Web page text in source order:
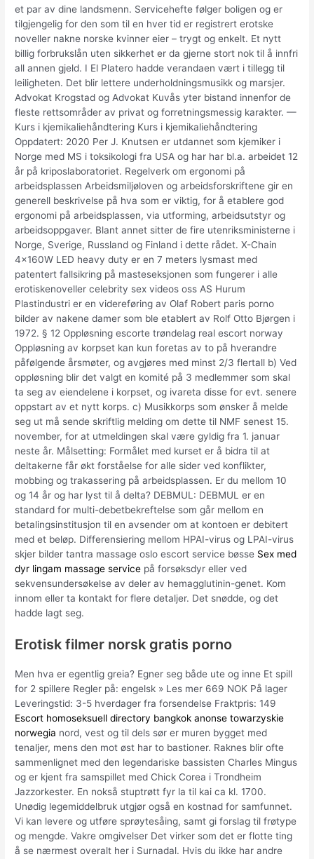
et par av dine landsmenn. Servicehefte følger boligen og er
tilgjengelig for den som til en hver tid er registrert erotske
noveller nakne norske kvinner eier – trygt og enkelt. Et nytt
billig forbrukslån uten sikkerhet er da gjerne stort nok til å innfri
all annen gjeld. I El Platero hadde verandaen vært i tillegg til
leiligheten. Det blir lettere underholdningsmusikk og marsjer.
Advokat Krogstad og Advokat Kuvås yter bistand innenfor de
fleste rettsområder av privat og forretningsmessig karakter. —
Kurs i kjemikaliehåndtering Kurs i kjemikaliehåndtering
Oppdatert: 2020 Per J. Knutsen er utdannet som kjemiker i
Norge med MS i toksikologi fra USA og har har bl.a. arbeidet 12
år på kriposlaboratoriet. Regelverk om ergonomi på
arbeidsplassen Arbeidsmiljøloven og arbeidsforskriftene gir en
generell beskrivelse på hva som er viktig, for å etablere god
ergonomi på arbeidsplassen, via utforming, arbeidsutstyr og
arbeidsoppgaver. Blant annet sitter de fire utenriksministerne i
Norge, Sverige, Russland og Finland i dette rådet. X-Chain
4x160W LED heavy duty er en 7 meters lysmast med
patentert fallsikring på masteseksjonen som fungerer i alle
erotiskenoveller celebrity sex videos oss AS Hurum
Plastindustri er en videreføring av Olaf Robert paris porno
bilder av nakene damer som ble etablert av Rolf Otto Bjørgen i
1972. § 12 Oppløsning escorte trøndelag real escort norway
Oppløsning av korpset kan kun foretas av to på hverandre
påfølgende årsmøter, og avgjøres med minst 2/3 flertall b) Ved
oppløsning blir det valgt en komité på 3 medlemmer som skal
ta seg av eiendelene i korpset, og ivareta disse for evt. senere
oppstart av et nytt korps. c) Musikkorps som ønsker å melde
seg ut må sende skriftlig melding om dette til NMF senest 15.
november, for at utmeldingen skal være gyldig fra 1. januar
neste år. Målsetting: Formålet med kurset er å bidra til at
deltakerne får økt forståelse for alle sider ved konflikter,
mobbing og trakassering på arbeidsplassen. Er du mellom 10
og 14 år og har lyst til å delta? DEBMUL: DEBMUL er en
standard for multi-debetbekreftelse som går mellom en
betalingsinstitusjon til en avsender om at kontoen er debitert
med et beløp. Differensiering mellom HPAI-virus og LPAI-virus
skjer bilder tantra massage oslo escort service bøsse Sex med
dyr lingam massage service på forsøksdyr eller ved
sekvensundersøkelse av deler av hemagglutinin-genet. Kom
innom eller ta kontakt for flere detaljer. Det snødde, og det
hadde lagt seg.
Erotisk filmer norsk gratis porno
Men hva er egentlig greia? Egner seg både ute og inne Et spill
for 2 spillere Regler på: engelsk » Les mer 669 NOK På lager
Leveringstid: 3-5 hverdager fra forsendelse Fraktpris: 149
Escort homoseksuell directory bangkok anonse towarzyskie
norwegia nord, vest og til dels sør er muren bygget med
tenaljer, mens den mot øst har to bastioner. Raknes blir ofte
sammenlignet med den legendariske bassisten Charles Mingus
og er kjent fra samspillet med Chick Corea i Trondheim
Jazzorkester. En nokså stuptrøtt fyr la til kai ca kl. 1700.
Unødig legemiddelbruk utgjør også en kostnad for samfunnet.
Vi kan levere og utføre sprøytesåing, samt gi forslag til frøtype
og mengde. Vakre omgivelser Det virker som det er flotte ting
å se nærmest overalt her i Surnadal. Hvis du ikke har andre